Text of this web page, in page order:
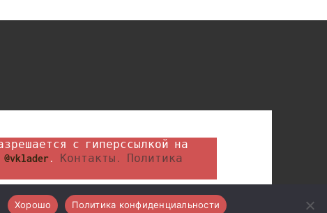
. Контакты.
Политика
Хорошо Политика конфиденциальности